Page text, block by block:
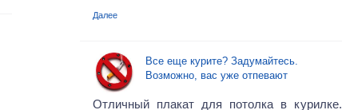
Далее
Все еще курите? Задумайтесь.
Возможно, вас уже отпевают
Отличный плакат для потолка в курилке.